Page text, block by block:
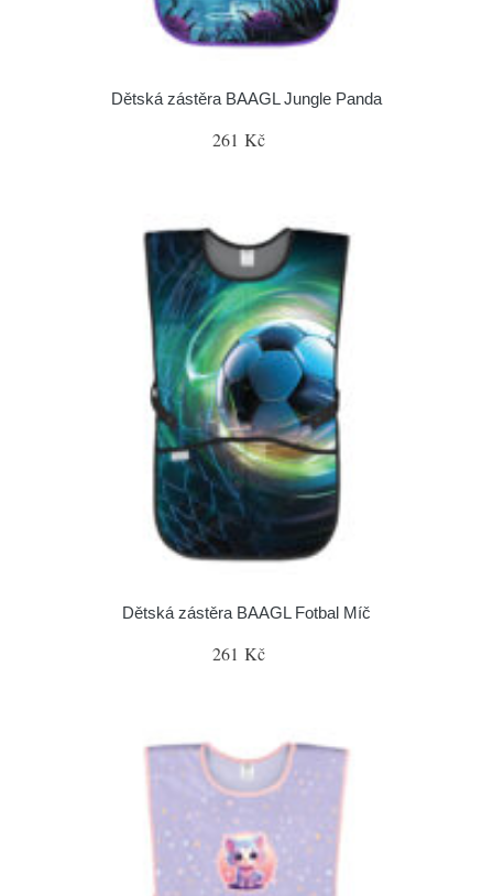
Dětská zástěra BAAGL Jungle Panda
261 Kč
Dětská zástěra BAAGL Fotbal Míč
261 Kč